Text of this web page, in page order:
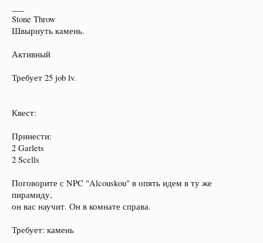
Stone Throw
Швырнуть камень.
Активный
Требует 25 job lv.
Квест:
Принести:
2 Garlets
2 Scells
Поговорите с NPC "Alcouskou" в опять идем в ту же
пирамиду,
он вас научит. Он в комнате справа.
Требует: камень